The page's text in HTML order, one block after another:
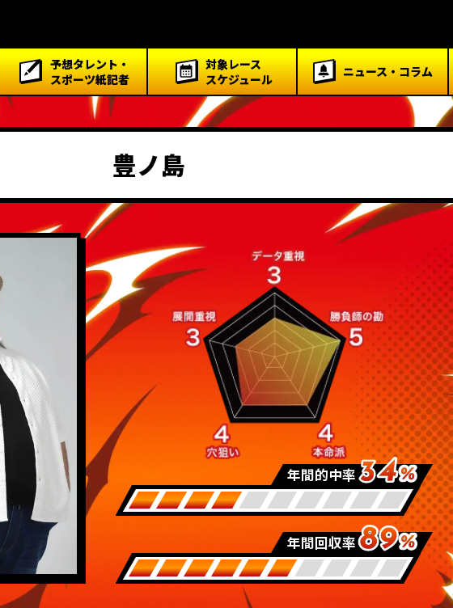
予想タレント・
スポーツ紙記者
対象レース
スケジュール
ニュース・コラム
豊ノ島
年間的中率
年間回収率